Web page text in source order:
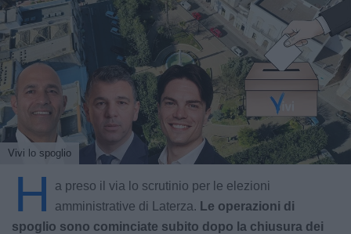
Vivi lo spoglio
H
a preso il via lo scrutinio per le elezioni
amministrative di Laterza. Le operazioni di
spoglio sono cominciate subito dopo la chiusura dei